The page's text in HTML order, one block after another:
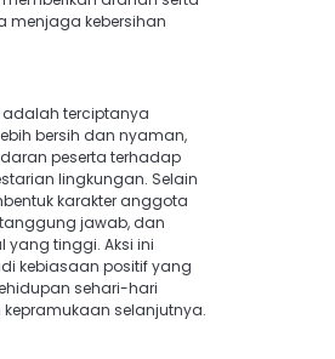
menjaga kebersihan
terciptanya
bersih dan nyaman,
peserta terhadap
lingkungan. Selain
karakter anggota
jawab, dan
yang tinggi. Aksi ini
kebiasaan positif yang
sehari-hari
selanjutnya.